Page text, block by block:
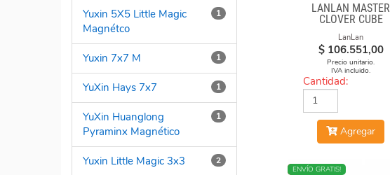
1
Yuxin 5X5 Little Magic
Magnétco
1
Yuxin 7x7 M
1
YuXin Hays 7x7
1
YuXin Huanglong
Pyraminx Magnético
2
Yuxin Little Magic 3x3
LANLAN MASTER
CLOVER CUBE
LanLan
$ 106.551,00
Precio unitario.
IVA incluido.
Cantidad:
Agregar
NUEVO
ENVÍO GRATIS!